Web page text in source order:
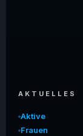
AKTUELLES
Aktive
Frauen